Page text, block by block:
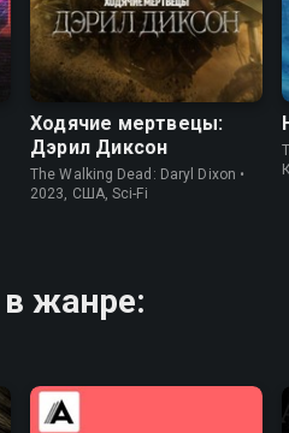
7.9 7.5
Ходячие мертвецы:
Дэрил Диксон
The Walking Dead: Daryl Dixon •
2023, США, Sci-Fi
жанре: